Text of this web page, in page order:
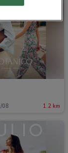
08 1.2 km